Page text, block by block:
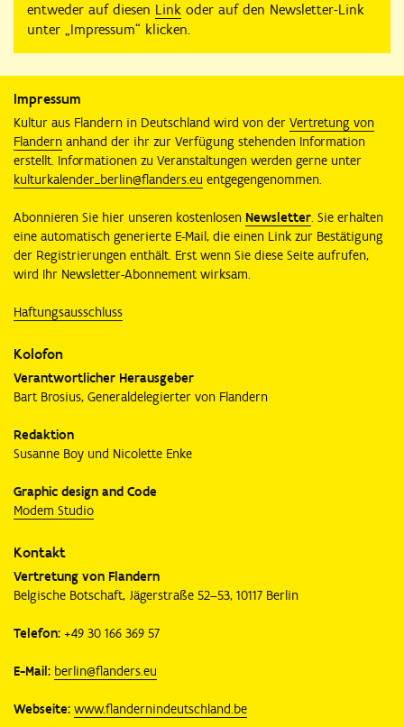
entweder auf diesen Link oder auf den Newsletter-Link
unter „Impressum“ klicken.
Impressum
Kultur aus Flandern in Deutschland wird von der Vertretung von
Flandern anhand der ihr zur Verfügung stehenden Information
erstellt. Informationen zu Veranstaltungen werden gerne unter
kulturkalender_berlin@flanders.eu entgegengenommen.
Abonnieren Sie hier unseren kostenlosen Newsletter. Sie erhalten
eine automatisch generierte E-Mail, die einen Link zur Bestätigung
der Registrierungen enthält. Erst wenn Sie diese Seite aufrufen,
wird Ihr Newsletter-Abonnement wirksam.
Haftungsausschluss
Kolofon
Verantwortlicher Herausgeber
Bart Brosius, Generaldelegierter von Flandern
Redaktion
Susanne Boy und Nicolette Enke
Graphic design and Code
Modem Studio
Kontakt
Vertretung von Flandern
Belgische Botschaft, Jägerstraße 52–53, 10117 Berlin
Telefon: +49 30 166 369 57
E-Mail: berlin@flanders.eu
Webseite: www.flandernindeutschland.be